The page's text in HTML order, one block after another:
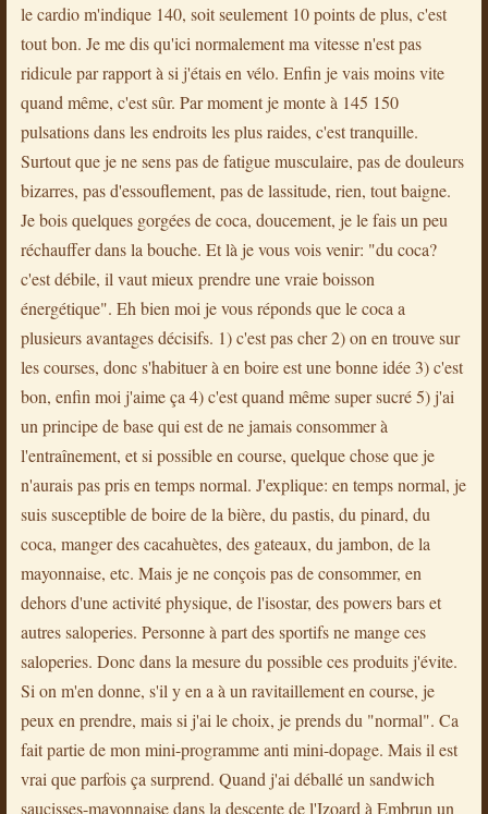
le cardio m'indique 140, soit seulement 10 points de plus, c'est
tout bon. Je me dis qu'ici normalement ma vitesse n'est pas
ridicule par rapport à si j'étais en vélo. Enfin je vais moins vite
quand même, c'est sûr. Par moment je monte à 145 150
pulsations dans les endroits les plus raides, c'est tranquille.
Surtout que je ne sens pas de fatigue musculaire, pas de douleurs
bizarres, pas d'essouflement, pas de lassitude, rien, tout baigne.
Je bois quelques gorgées de coca, doucement, je le fais un peu
réchauffer dans la bouche. Et là je vous vois venir: "du coca?
c'est débile, il vaut mieux prendre une vraie boisson
énergétique". Eh bien moi je vous réponds que le coca a
plusieurs avantages décisifs. 1) c'est pas cher 2) on en trouve sur
les courses, donc s'habituer à en boire est une bonne idée 3) c'est
bon, enfin moi j'aime ça 4) c'est quand même super sucré 5) j'ai
un principe de base qui est de ne jamais consommer à
l'entraînement, et si possible en course, quelque chose que je
n'aurais pas pris en temps normal. J'explique: en temps normal, je
suis susceptible de boire de la bière, du pastis, du pinard, du
coca, manger des cacahuètes, des gateaux, du jambon, de la
mayonnaise, etc. Mais je ne conçois pas de consommer, en
dehors d'une activité physique, de l'isostar, des powers bars et
autres saloperies. Personne à part des sportifs ne mange ces
saloperies. Donc dans la mesure du possible ces produits j'évite.
Si on m'en donne, s'il y en a à un ravitaillement en course, je
peux en prendre, mais si j'ai le choix, je prends du "normal". Ca
fait partie de mon mini-programme anti mini-dopage. Mais il est
vrai que parfois ça surprend. Quand j'ai déballé un sandwich
saucisses-mayonnaise dans la descente de l'Izoard à Embrun un